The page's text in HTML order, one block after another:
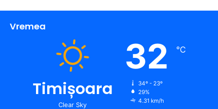
Vremea
Timișoara
Clear Sky
32 ℃
34º - 23º
29%
4.31 km/h